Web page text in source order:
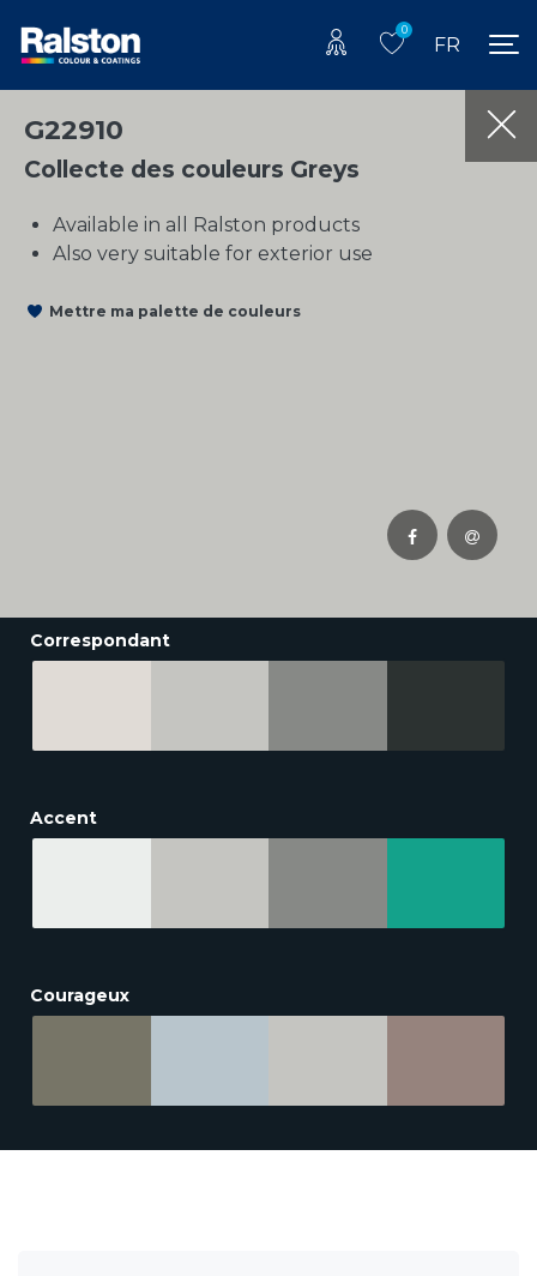
0
FR
G22910
Collecte des couleurs Greys
Available in all Ralston products
Also very suitable for exterior use
Mettre ma palette de couleurs
Correspondant
Accent
Courageux